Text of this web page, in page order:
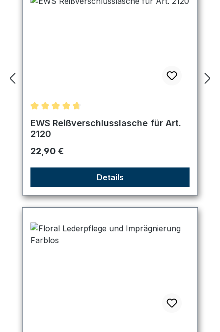
Durchschnittliche Bewertung von 4.67 von 5
EWS Reißverschlusslasche für Art.
2120
Regulärer Preis:
22,90 €
Details